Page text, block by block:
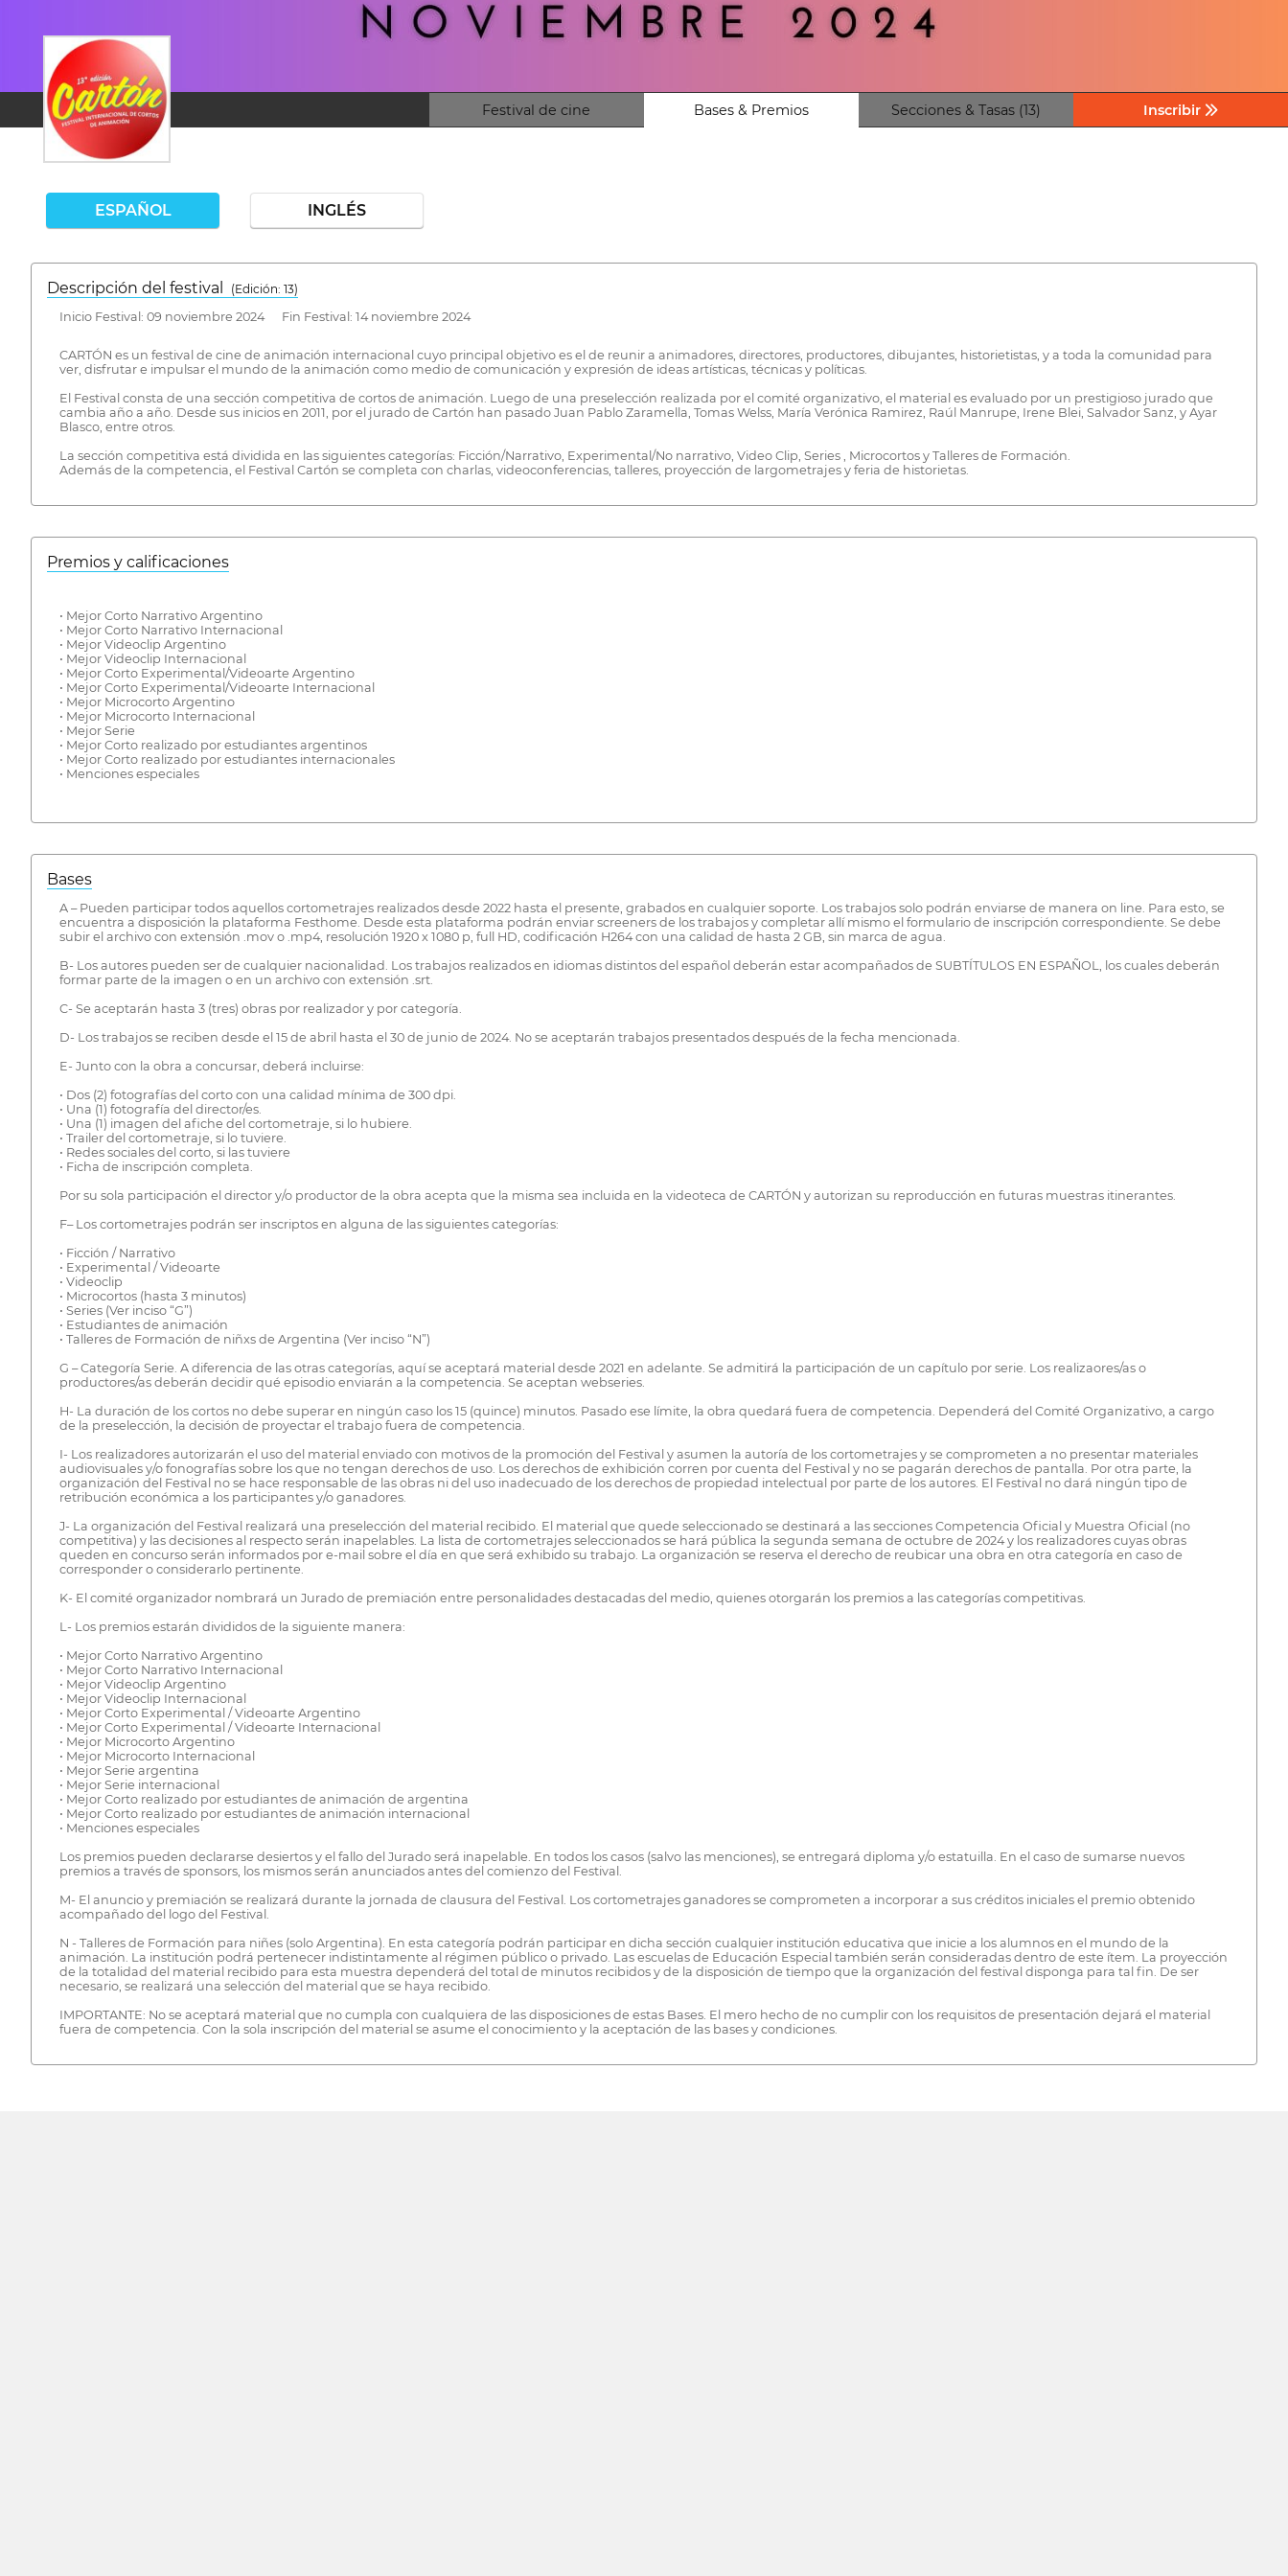
Festival de cine Bases & Premios Secciones & Tasas (13) Inscribir
ESPAÑOL INGLÉS
Descripción del festival
( Edición: 13)
Inicio Festival: 09 noviembre 2024 Fin Festival: 14 noviembre 2024
CARTÓN es un festival de cine de animación internacional cuyo principal objetivo es el de reunir a animadores, directores, productores, dibujantes, historietistas, y a toda la comunidad para
ver, disfrutar e impulsar el mundo de la animación como medio de comunicación y expresión de ideas artísticas, técnicas y políticas.
El Festival consta de una sección competitiva de cortos de animación. Luego de una preselección realizada por el comité organizativo, el material es evaluado por un prestigioso jurado que
cambia año a año. Desde sus inicios en 2011, por el jurado de Cartón han pasado Juan Pablo Zaramella, Tomas Welss, María Verónica Ramirez, Raúl Manrupe, Irene Blei, Salvador Sanz, y Ayar
Blasco, entre otros.
La sección competitiva está dividida en las siguientes categorías: Ficción/Narrativo, Experimental/No narrativo, Video Clip, Series , Microcortos y Talleres de Formación.
Además de la competencia, el Festival Cartón se completa con charlas, videoconferencias, talleres, proyección de largometrajes y feria de historietas.
Premios y calificaciones
• Mejor Corto Narrativo Argentino
• Mejor Corto Narrativo Internacional
• Mejor Videoclip Argentino
• Mejor Videoclip Internacional
• Mejor Corto Experimental/Videoarte Argentino
• Mejor Corto Experimental/Videoarte Internacional
• Mejor Microcorto Argentino
• Mejor Microcorto Internacional
• Mejor Serie
• Mejor Corto realizado por estudiantes argentinos
• Mejor Corto realizado por estudiantes internacionales
• Menciones especiales
Bases
A – Pueden participar todos aquellos cortometrajes realizados desde 2022 hasta el presente, grabados en cualquier soporte. Los trabajos solo podrán enviarse de manera on line. Para esto, se
encuentra a disposición la plataforma Festhome. Desde esta plataforma podrán enviar screeners de los trabajos y completar allí mismo el formulario de inscripción correspondiente. Se debe
subir el archivo con extensión .mov o .mp4, resolución 1920 x 1080 p, full HD, codificación H264 con una calidad de hasta 2 GB, sin marca de agua.
B- Los autores pueden ser de cualquier nacionalidad. Los trabajos realizados en idiomas distintos del español deberán estar acompañados de SUBTÍTULOS EN ESPAÑOL, los cuales deberán
formar parte de la imagen o en un archivo con extensión .srt.
C- Se aceptarán hasta 3 (tres) obras por realizador y por categoría.
D- Los trabajos se reciben desde el 15 de abril hasta el 30 de junio de 2024. No se aceptarán trabajos presentados después de la fecha mencionada.
E- Junto con la obra a concursar, deberá incluirse:
• Dos (2) fotografías del corto con una calidad mínima de 300 dpi.
• Una (1) fotografía del director/es.
• Una (1) imagen del afiche del cortometraje, si lo hubiere.
• Trailer del cortometraje, si lo tuviere.
• Redes sociales del corto, si las tuviere
• Ficha de inscripción completa.
Por su sola participación el director y/o productor de la obra acepta que la misma sea incluida en la videoteca de CARTÓN y autorizan su reproducción en futuras muestras itinerantes.
F– Los cortometrajes podrán ser inscriptos en alguna de las siguientes categorías:
• Ficción / Narrativo
• Experimental / Videoarte
• Videoclip
• Microcortos (hasta 3 minutos)
• Series (Ver inciso “G”)
• Estudiantes de animación
• Talleres de Formación de niñxs de Argentina (Ver inciso “N”)
G – Categoría Serie. A diferencia de las otras categorías, aquí se aceptará material desde 2021 en adelante. Se admitirá la participación de un capítulo por serie. Los realizaores/as o
productores/as deberán decidir qué episodio enviarán a la competencia. Se aceptan webseries.
H- La duración de los cortos no debe superar en ningún caso los 15 (quince) minutos. Pasado ese límite, la obra quedará fuera de competencia. Dependerá del Comité Organizativo, a cargo
de la preselección, la decisión de proyectar el trabajo fuera de competencia.
I- Los realizadores autorizarán el uso del material enviado con motivos de la promoción del Festival y asumen la autoría de los cortometrajes y se comprometen a no presentar materiales
audiovisuales y/o fonografías sobre los que no tengan derechos de uso. Los derechos de exhibición corren por cuenta del Festival y no se pagarán derechos de pantalla. Por otra parte, la
organización del Festival no se hace responsable de las obras ni del uso inadecuado de los derechos de propiedad intelectual por parte de los autores. El Festival no dará ningún tipo de
retribución económica a los participantes y/o ganadores.
J- La organización del Festival realizará una preselección del material recibido. El material que quede seleccionado se destinará a las secciones Competencia Oficial y Muestra Oficial (no
competitiva) y las decisiones al respecto serán inapelables. La lista de cortometrajes seleccionados se hará pública la segunda semana de octubre de 2024 y los realizadores cuyas obras
queden en concurso serán informados por e-mail sobre el día en que será exhibido su trabajo. La organización se reserva el derecho de reubicar una obra en otra categoría en caso de
corresponder o considerarlo pertinente.
K- El comité organizador nombrará un Jurado de premiación entre personalidades destacadas del medio, quienes otorgarán los premios a las categorías competitivas.
L- Los premios estarán divididos de la siguiente manera:
• Mejor Corto Narrativo Argentino
• Mejor Corto Narrativo Internacional
• Mejor Videoclip Argentino
• Mejor Videoclip Internacional
• Mejor Corto Experimental / Videoarte Argentino
• Mejor Corto Experimental / Videoarte Internacional
• Mejor Microcorto Argentino
• Mejor Microcorto Internacional
• Mejor Serie argentina
• Mejor Serie internacional
• Mejor Corto realizado por estudiantes de animación de argentina
• Mejor Corto realizado por estudiantes de animación internacional
• Menciones especiales
Los premios pueden declararse desiertos y el fallo del Jurado será inapelable. En todos los casos (salvo las menciones), se entregará diploma y/o estatuilla. En el caso de sumarse nuevos
premios a través de sponsors, los mismos serán anunciados antes del comienzo del Festival.
M- El anuncio y premiación se realizará durante la jornada de clausura del Festival. Los cortometrajes ganadores se comprometen a incorporar a sus créditos iniciales el premio obtenido
acompañado del logo del Festival.
N - Talleres de Formación para niñes (solo Argentina). En esta categoría podrán participar en dicha sección cualquier institución educativa que inicie a los alumnos en el mundo de la
animación. La institución podrá pertenecer indistintamente al régimen público o privado. Las escuelas de Educación Especial también serán consideradas dentro de este ítem. La proyección
de la totalidad del material recibido para esta muestra dependerá del total de minutos recibidos y de la disposición de tiempo que la organización del festival disponga para tal fin. De ser
necesario, se realizará una selección del material que se haya recibido.
IMPORTANTE: No se aceptará material que no cumpla con cualquiera de las disposiciones de estas Bases. El mero hecho de no cumplir con los requisitos de presentación dejará el material
fuera de competencia. Con la sola inscripción del material se asume el conocimiento y la aceptación de las bases y condiciones.